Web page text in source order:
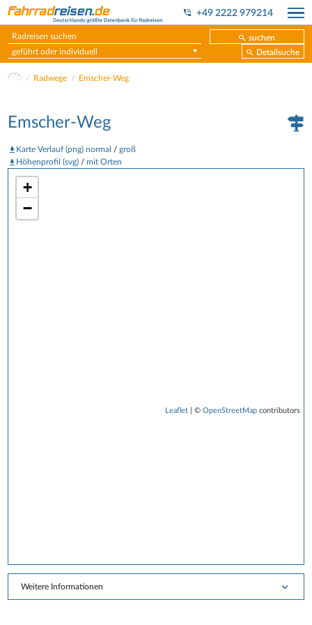
+49 2222 979214
suchen
geführt oder individuell
Detailsuche
Radwege Emscher-Weg
+
−
Leaflet| © OpenStreetMapcontributors
Weitere Informationen
Emscher-Weg
Karte Verlauf (png) normal /groß
Höhenprofil (svg) /mit Orten